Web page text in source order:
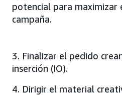
potencial para maximizar
campaña.
3. Finalizar el pedido
inserción (IO).
4. Dirigir el material